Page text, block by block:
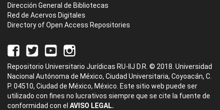
Dirección General de Bibliotecas
Red de Acervos Digitales
Directory of Open Access Repositories
Repositorio Universitario Jurídicas RU-IIJ D.R. © 2018. Universidad
Nacional Autónoma de México, Ciudad Universitaria, Coyoacán, C.
P. 04510, Ciudad de México, México. Este sitio web puede ser
utilizado con fines no lucrativos siempre que se cite la fuente de
conformidad con el AVISO LEGAL.